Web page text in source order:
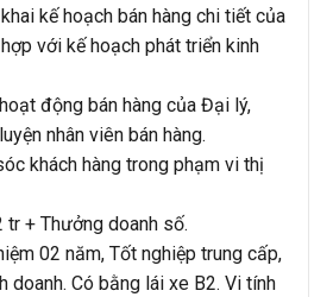
kế hoạch bán hàng chi tiết của
với kế hoạch phát triển kinh
động bán hàng của Đại lý,
nhân viên bán hàng.
khách hàng trong phạm vi thị
tr + Thưởng doanh số.
02 năm, Tốt nghiệp trung cấp,
doanh. Có bằng lái xe B2. Vi tính